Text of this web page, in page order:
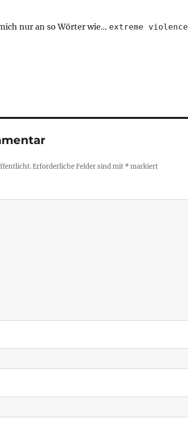
nur an so Wörter wie… extreme violence
Erforderliche Felder sind mit *markiert